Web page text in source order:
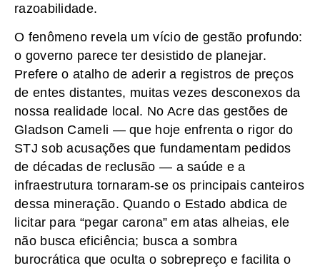
razoabilidade.
O fenômeno revela um vício de gestão profundo:
o governo parece ter desistido de planejar.
Prefere o atalho de aderir a registros de preços
de entes distantes, muitas vezes desconexos da
nossa realidade local. No Acre das gestões de
Gladson Cameli — que hoje enfrenta o rigor do
STJ sob acusações que fundamentam pedidos
de décadas de reclusão — a saúde e a
infraestrutura tornaram-se os principais canteiros
dessa mineração. Quando o Estado abdica de
licitar para “pegar carona” em atas alheias, ele
não busca eficiência; busca a sombra
burocrática que oculta o sobrepreço e facilita o